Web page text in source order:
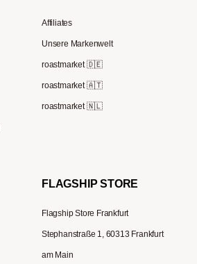
Affiliates
Unsere Markenwelt
roastmarket 🇩🇪
roastmarket 🇦🇹
roastmarket 🇳🇱
FLAGSHIP STORE
Flagship Store Frankfurt
Stephanstraße 1, 60313 Frankfurt
am Main